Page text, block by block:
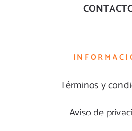
Términos y
Aviso de